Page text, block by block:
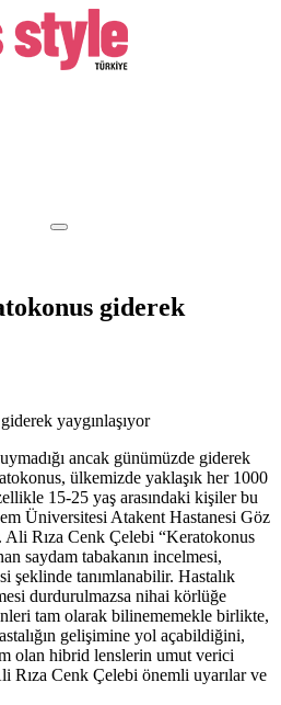
giderek
ancak günümüzde giderek
ülkemizde yaklaşık her 1000
15-25 yaş arasındaki kişiler bu
Üniversitesi Atakent Hastanesi Göz
Ali Rıza Cenk Çelebi “Keratokonus
saydam tabakanın incelmesi,
şeklinde tanımlanabilir. Hastalık
durdurulmazsa nihai körlüğe
tam olarak bilinememekle birlikte,
gelişimine yol açabildiğini,
olan hibrid lenslerin umut verici
Rıza Cenk Çelebi önemli uyarılar ve